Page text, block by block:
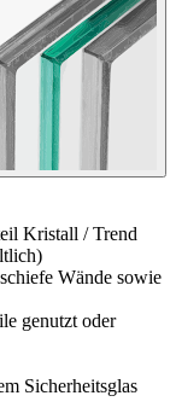
Kristall / Trend
Wände sowie
genutzt oder
Sicherheitsglas